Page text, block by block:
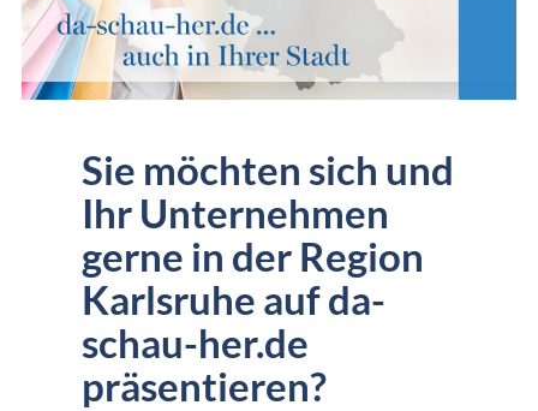
Sie möchten sich und
Ihr Unternehmen
gerne in der Region
Karlsruhe auf da-
schau-her.de
präsentieren?